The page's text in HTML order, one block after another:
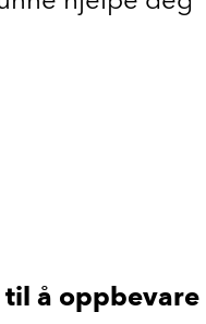
å oppbevare